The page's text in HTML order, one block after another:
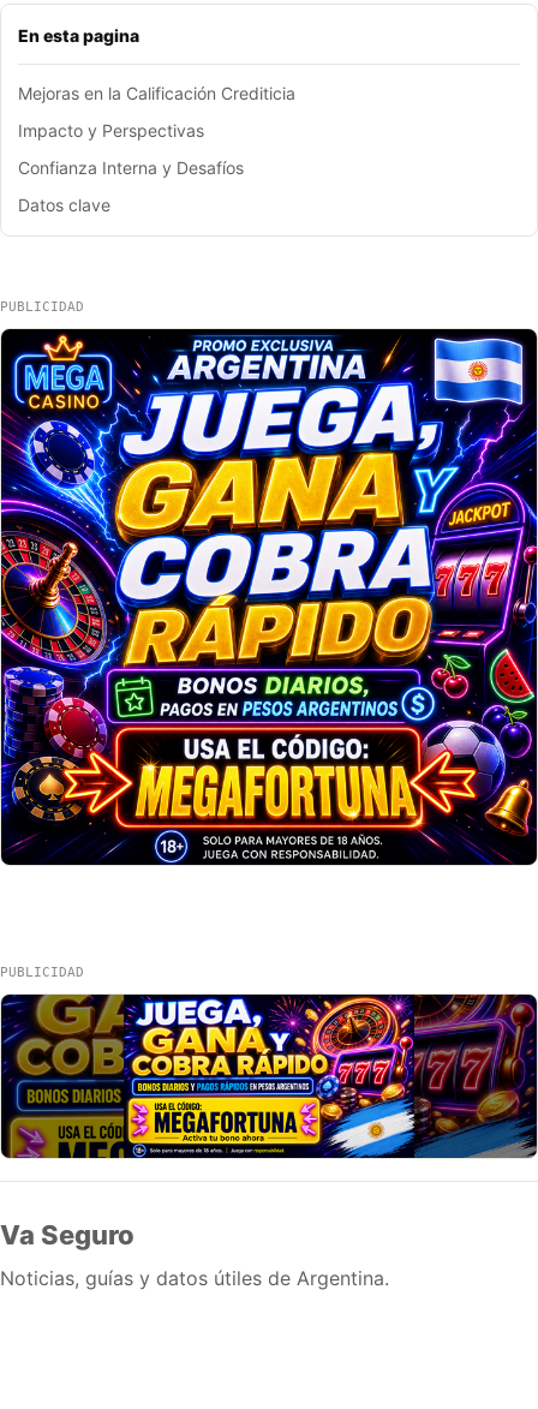
En esta pagina
Mejoras en la Calificación Crediticia
Impacto y Perspectivas
Confianza Interna y Desafíos
Datos clave
PUBLICIDAD
PUBLICIDAD
Va Seguro
Noticias, guías y datos útiles de Argentina.